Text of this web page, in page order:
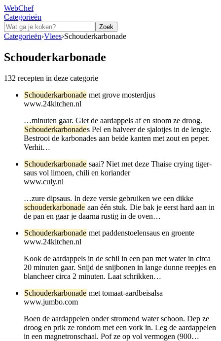
WebChef
Categorieën
Zoek
Categorieën›Vlees›Schouderkarbonade
Schouderkarbonade
132 recepten in deze categorie
Schouderkarbonade met grove mosterdjus
www.24kitchen.nl
…minuten gaar. Giet de aardappels af en stoom ze droog.
Schouderkarbonades Pel en halveer de sjalotjes in de lengte.
Bestrooi de karbonades aan beide kanten met zout en peper.
Verhit…
Schouderkarbonade saai? Niet met deze Thaise crying tiger-
saus vol limoen, chili en koriander
www.culy.nl
…zure dipsaus. In deze versie gebruiken we een dikke
schouderkarbonade aan één stuk. Die bak je eerst hard aan in
de pan en gaar je daarna rustig in de oven…
Schouderkarbonade met paddenstoelensaus en groente
www.24kitchen.nl
Kook de aardappels in de schil in een pan met water in circa
20 minuten gaar. Snijd de snijbonen in lange dunne reepjes en
blancheer circa 2 minuten. Laat schrikken…
Schouderkarbonade met tomaat-aardbeisalsa
www.jumbo.com
Boen de aardappelen onder stromend water schoon. Dep ze
droog en prik ze rondom met een vork in. Leg de aardappelen
in een magnetronschaal. Pof ze op vol vermogen (900…